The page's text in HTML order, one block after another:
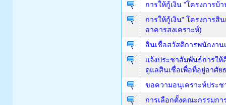
การให้กู้เงิน "โครงการบ้
การให้กู้เงิน" โครงการสิ
อาคารสงเคราะห์)
สินเชื่อสวัสดิการพนักงา
แจ้งประชาสัมพันธ์การใ
ดูแลสินเชื่อเพื่อที่อยู่อาศัย
ขอความอนุเคราะห์ประ
การเลือกตั้งคณะกรรมกา